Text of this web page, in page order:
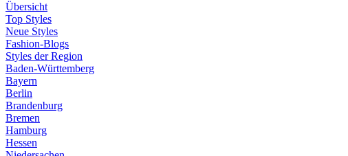
Übersicht
Top Styles
Neue Styles
Fashion-Blogs
Styles der Region
Baden-Württemberg
Bayern
Berlin
Brandenburg
Bremen
Hamburg
Hessen